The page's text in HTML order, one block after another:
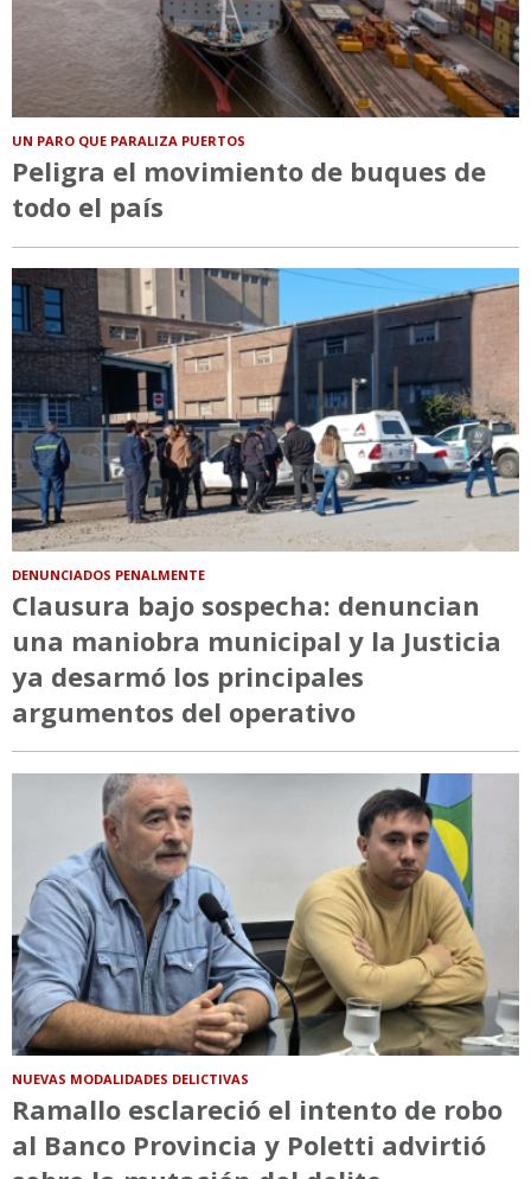
UN PARO QUE PARALIZA PUERTOS
Peligra el movimiento de buques de
todo el país
DENUNCIADOS PENALMENTE
Clausura bajo sospecha: denuncian
una maniobra municipal y la Justicia
ya desarmó los principales
argumentos del operativo
NUEVAS MODALIDADES DELICTIVAS
Ramallo esclareció el intento de robo
al Banco Provincia y Poletti advirtió